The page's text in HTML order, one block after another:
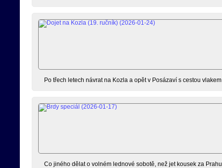
Po třech letech návrat na Kozla a opět v Posázaví s cestou
Co jiného dělat o volném lednové sobotě, než jet kousek za